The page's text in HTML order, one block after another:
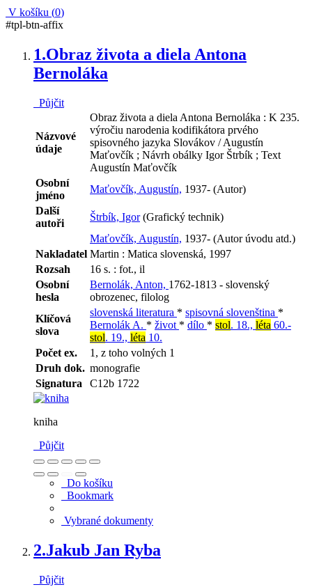
V košíku (0)
#tpl-btn-affix
1.Obraz života a diela Antona
Bernoláka
Půjčit
Názvové
údaje
Obraz života a diela Antona Bernoláka : K 235.
výročiu narodenia kodifikátora prvého
spisovného jazyka Slovákov / Augustín
Maťovčík ; Návrh obálky Igor Štrbík ; Text
Augustín Maťovčík
Osobní
jméno
Maťovčík, Augustín, 1937- (Autor)
Další
autoři
Štrbík, Igor(Grafický technik)
Maťovčík, Augustín, 1937- (Autor úvodu atd.)
Nakladatel Martin : Matica slovenská, 1997
Rozsah
16 s. : fot., il
Osobní
hesla
Bernolák, Anton, 1762-1813 - slovenský
obrozenec, filolog
Klíčová
slova
slovenská literatura * spisovná slovenština *
Bernolák A. * život * dílo * stol. 18., léta 60.-
stol. 19., léta 10.
Počet ex.
1, z toho volných 1
Druh dok. monografie
Signatura
C12b 1722
kniha
Půjčit
Do košíku
Bookmark
Vybrané dokumenty
2.Jakub Jan Ryba
Půjčit